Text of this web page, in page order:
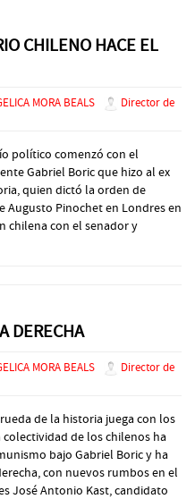
CHILENO HACE EL
MORA BEALS
Director de
político comenzó con el
Gabriel Boric que hizo al ex
quien dictó la orden de
Pinochet en Londres en
chilena con el senador y
DERECHA
MORA BEALS
Director de
de la historia juega con los
de los chilenos ha
bajo Gabriel Boric y ha
con nuevos rumbos en el
José Antonio Kast, candidato